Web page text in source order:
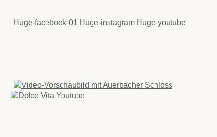
Huge-facebook-01 Huge-instagram Huge-youtube